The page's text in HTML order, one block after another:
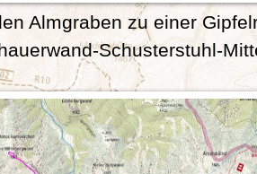
Almgraben zu einer
Schusterstuhl-